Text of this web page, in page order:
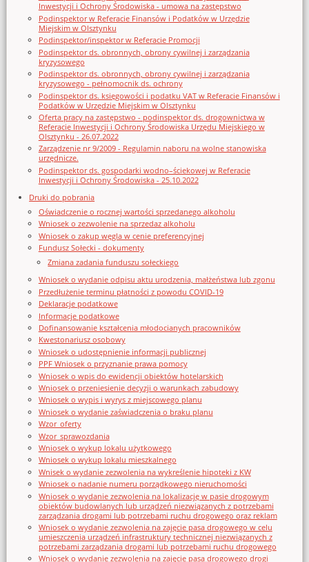
Inwestycji i Ochrony Środowiska - umowa na zastępstwo
Podinspektor w Referacie Finansów i Podatków w Urzędzie
Miejskim w Olsztynku
Podinspektor/inspektor w Referacie Promocji
Podinspektor ds. obronnych, obrony cywilnej i zarządzania
kryzysowego
Podinspektor ds. obronnych, obrony cywilnej i zarządzania
kryzysowego - pełnomocnik ds. ochrony
Podinspektor ds. księgowości i podatku VAT w Referacie Finansów i
Podatków w Urzędzie Miejskim w Olsztynku
Oferta pracy na zastępstwo - podinspektor ds. drogownictwa w
Referacie Inwestycji i Ochrony Środowiska Urzędu Miejskiego w
Olsztynku - 26.07.2022
Zarządzenie nr 9/2009 - Regulamin naboru na wolne stanowiska
urzędnicze.
Podinspektor ds. gospodarki wodno–ściekowej w Referacie
Inwestycji i Ochrony Środowiska - 25.10.2022
Druki do pobrania
Oświadczenie o rocznej wartości sprzedanego alkoholu
Wniosek o zezwolenie na sprzedaz alkoholu
Wniosek o zakup węgla w cenie preferencyjnej
Fundusz Sołecki - dokumenty
Zmiana zadania funduszu sołeckiego
Wniosek o wydanie odpisu aktu urodzenia, małżeństwa lub zgonu
Przedłużenie terminu płatności z powodu COVID-19
Deklaracje podatkowe
Informacje podatkowe
Dofinansowanie kształcenia młodocianych pracowników
Kwestonariusz osobowy
Wniosek o udostępnienie informacji publicznej
PPF Wniosek o przyznanie prawa pomocy
Wniosek o wpis do ewidencji obiektów hotelarskich
Wniosek o przeniesienie decyzji o warunkach zabudowy
Wniosek o wypis i wyrys z miejscowego planu
Wniosek o wydanie zaświadczenia o braku planu
Wzor_oferty
Wzor_sprawozdania
Wniosek o wykup lokalu użytkowego
Wniosek o wykup lokalu mieszkalnego
Wnisek o wydanie zezwolenia na wykreślenie hipoteki z KW
Wniosek o nadanie numeru porządkowego nieruchomości
Wniosek o wydanie zezwolenia na lokalizację w pasie drogowym
obiektów budowlanych lub urządzeń niezwiązanych z potrzebami
zarządzania drogami lub potrzebami ruchu drogowego oraz reklam
Wniosek o wydanie zezwolenia na zajęcie pasa drogowego w celu
umieszczenia urządzeń infrastruktury technicznej niezwiązanych z
potrzebami zarządzania drogami lub potrzebami ruchu drogowego
Wniosek o wydanie zezwolenia na zajęcie pasa drogowego drogi